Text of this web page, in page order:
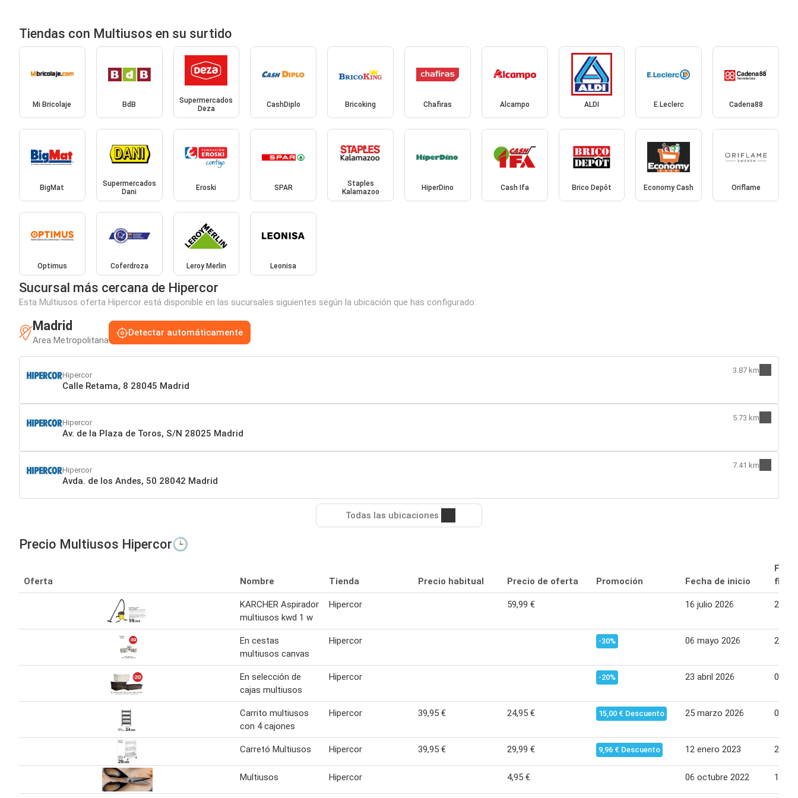
Tiendas con Multiusos en su surtido
Mi Bricolaje BdB
Supermercados
Deza
CashDiplo Bricoking Chafiras Alcampo ALDI E.Leclerc Cadena88
BigMat
Supermercados
Dani
Eroski SPAR
Staples
Kalamazoo
HiperDino Cash Ifa Brico Depôt Economy Cash Oriflame
Optimus Coferdroza Leroy Merlin Leonisa
Sucursal más cercana de Hipercor
Esta Multiusos oferta Hipercor está disponible en las sucursales siguientes según la ubicación que has configurado:
Madrid
Area Metropolitana
Detectar automáticamente
Hipercor
Calle Retama, 8 28045 Madrid
3.87 km
Hipercor
Av. de la Plaza de Toros, S/N 28025 Madrid
5.73 km
Hipercor
Avda. de los Andes, 50 28042 Madrid
7.41 km
Todas las ubicaciones
Precio Multiusos Hipercor🕒
Oferta Nombre Tienda Precio habitual Precio de oferta Promoción Fecha de inicio
KARCHER Aspirador
multiusos kwd 1 w
Hipercor 59,99 € 16 julio 2026 29
En cestas
multiusos canvas
Hipercor -30% 06 mayo 2026 20
En selección de
cajas multiusos
Hipercor -20% 23 abril 2026 05
Carrito multiusos
con 4 cajones
Hipercor 39,95 € 24,95 € 15,00 € Descuento 25 marzo 2026 08
Carretó Multiusos Hipercor 39,95 € 29,99 € 9,96 € Descuento 12 enero 2023 25
Multiusos Hipercor 4,95 € 06 octubre 2022 19